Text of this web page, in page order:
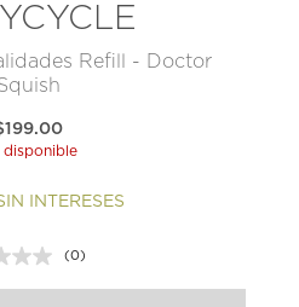
Refill - Doctor
disponible
INTERESES
Sin
puntuación.
(0)